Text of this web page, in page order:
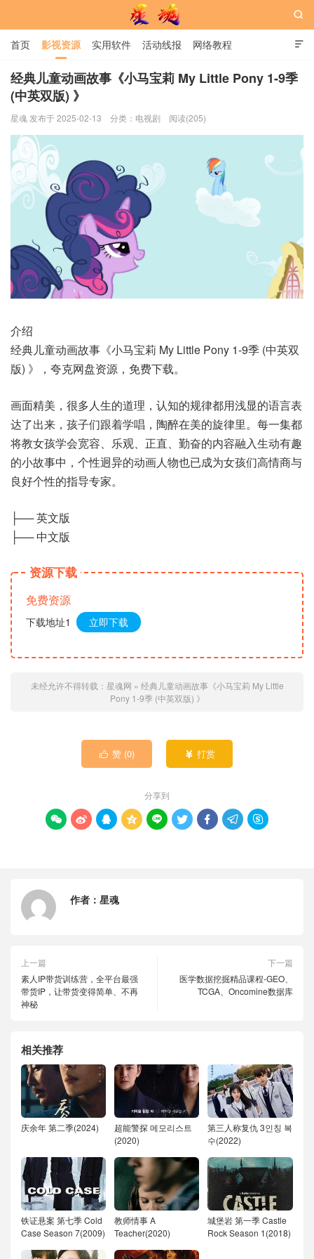
星魂网

首页 影视资源 实用软件 活动线报 网络教程
用户中心 书籍 娱乐

经典儿童动画故事《小马宝莉 My Little Pony 1-9季
(中英双版) 》
星魂 发布于 2025-02-13 分类： 电视剧 阅读(205)
介绍
经典儿童动画故事《小马宝莉 My Little Pony 1-9季 (中英双
版) 》，夸克网盘资源，免费下载。
画面精美，很多人生的道理，认知的规律都用浅显的语言表
达了出来，孩子们跟着学唱，陶醉在美的旋律里。每一集都
将教女孩学会宽容、乐观、正直、勤奋的内容融入生动有趣
的小故事中，个性迥异的动画人物也已成为女孩们高情商与
良好个性的指导专家。
├── 英文版
├── 中文版
资源下载
免费资源
下载地址1 立即下载
未经允许不得转载： 星魂网 » 经典儿童动画故事《小马宝莉 My Little
Pony 1-9季 (中英双版) 》
 赞 (0)  打赏
分享到
        
作者： 星魂
上一篇
素人IP带货训练营，全平台最强
带货IP，让带货变得简单、不再
神秘
下一篇
医学数据挖掘精品课程-GEO、
TCGA、Oncomine数据库
相关推荐
庆余年 第二季(2024)
超能警探 메모리스트
(2020)
第三人称复仇 3인칭 복
수(2022)
铁证悬案 第七季 Cold
Case Season 7(2009)
教师情事 A
Teacher(2020)
城堡岩 第一季 Castle
Rock Season 1(2018)